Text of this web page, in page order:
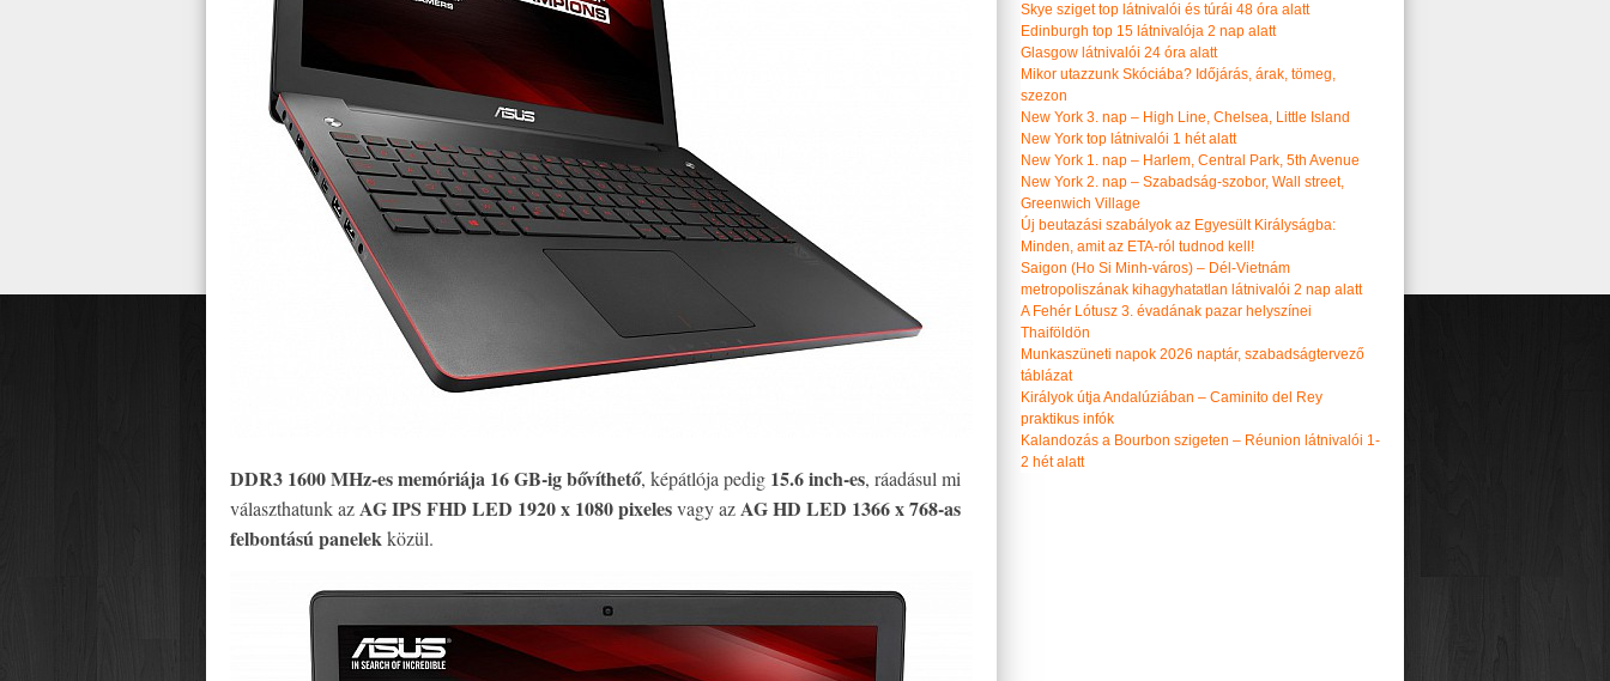
DDR3 1600 MHz-es memóriája 16 GB-ig bővíthető, képátlója pedig 15.6 inch-es, ráadásul mi
választhatunk azAG IPS FHD LED 1920 x 1080 pixelesvagy azAG HD LED 1366 x 768-as
felbontású panelekközül.
Skye sziget top látnivalói és túrái 48 óra alatt
Edinburgh top 15 látnivalója 2 nap alatt
Glasgow látnivalói 24 óra alatt
Mikor utazzunk Skóciába? Időjárás, árak, tömeg,
szezon
New York 3. nap – High Line, Chelsea, Little Island
New York top látnivalói 1 hét alatt
New York 1. nap – Harlem, Central Park, 5th Avenue
New York 2. nap – Szabadság-szobor, Wall street,
Greenwich Village
Új beutazási szabályok az Egyesült Királyságba:
Minden, amit az ETA-ról tudnod kell!
Saigon (Ho Si Minh-város) – Dél-Vietnám
metropoliszának kihagyhatatlan látnivalói 2 nap alatt
A Fehér Lótusz 3. évadának pazar helyszínei
Thaiföldön
Munkaszüneti napok 2026 naptár, szabadságtervező
táblázat
Királyok útja Andalúziában – Caminito del Rey
praktikus infók
Kalandozás a Bourbon szigeten – Réunion látnivalói 1-
2 hét alatt